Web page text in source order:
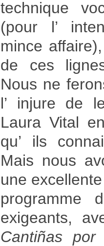
technique
(pour l’
mince
de ces
Nous ne
l’ injure de
Laura Vital
qu’ ils
Mais nous
une
programme
exigeants,
Cantiñas por